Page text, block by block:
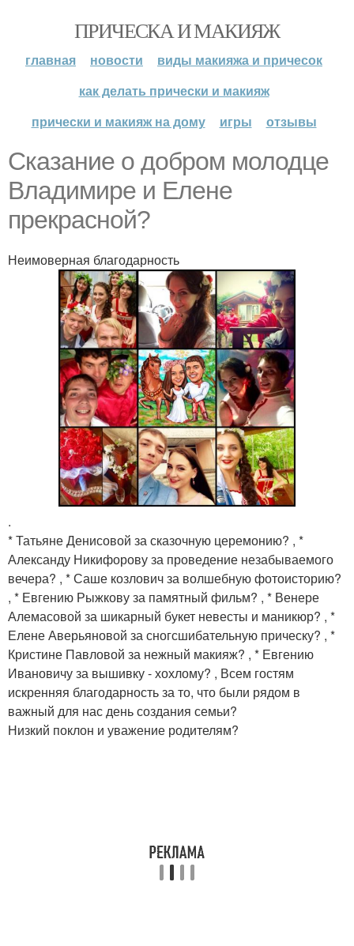
ПРИЧЕСКА И МАКИЯЖ
главная новости
виды макияжа и причесок
как делать прически и макияж
прически и макияж на дому
игры отзывы
Сказание о добром молодце
Владимире и Елене
прекрасной?
Неимоверная благодарность
.
* Татьяне Денисовой за сказочную церемонию? , *
Александу Никифорову за проведение незабываемого
вечера? , * Саше козлович за волшебную фотоисторию?
, * Евгению Рыжкову за памятный фильм? , * Венере
Алемасовой за шикарный букет невесты и маникюр? , *
Елене Аверьяновой за сногсшибательную прическу? , *
Кристине Павловой за нежный макияж? , * Евгению
Ивановичу за вышивку - хохлому? , Всем гостям
искренняя благодарность за то, что были рядом в
важный для нас день создания семьи?
Низкий поклон и уважение родителям?